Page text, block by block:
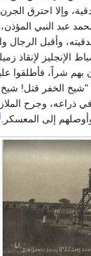
وإلا احترق
عبد النبي
وأقبل
الإنجليز
بهم شراً،
"شيخ الخفر قتل!
في ذراعه، وجرح
إلى المعسكر.